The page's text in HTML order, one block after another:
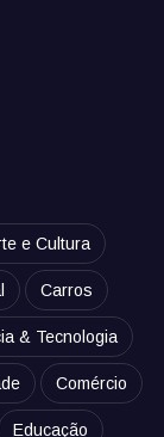
e Cultura
Carros
& Tecnologia
Comércio
Educação